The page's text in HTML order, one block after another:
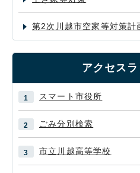
第2次川越市空家等対策計
アクセス
スマート市役所
ごみ分別検索
市立川越高等学校